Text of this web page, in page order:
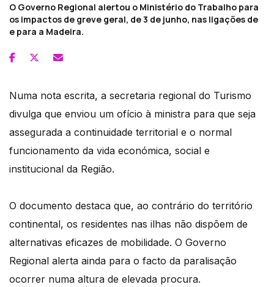
O Governo Regional alertou o Ministério do Trabalho para
os impactos de greve geral, de 3 de junho, nas ligações de
e para a Madeira.
Numa nota escrita, a secretaria regional do Turismo
divulga que enviou um ofício à ministra para que seja
assegurada a continuidade territorial e o normal
funcionamento da vida económica, social e
institucional da Região.
O documento destaca que, ao contrário do território
continental, os residentes nas ilhas não dispõem de
alternativas eficazes de mobilidade. O Governo
Regional alerta ainda para o facto da paralisação
ocorrer numa altura de elevada procura.